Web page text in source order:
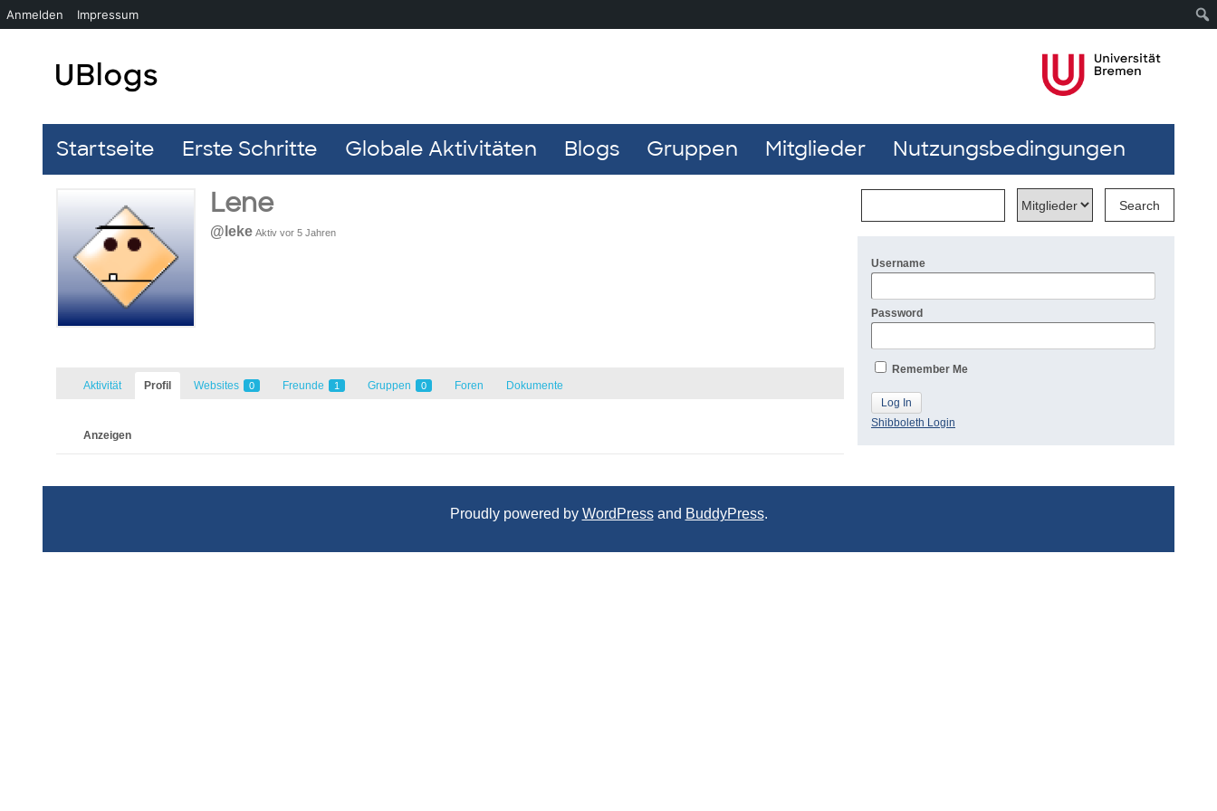
Startseite Erste Schritte Globale Aktivitäten Blogs Gruppen Mitglieder Nutzungsbedingungen
Lene
@leke Aktiv vor 5 Jahren
Aktivität Profil Websites 0 Freunde 1 Gruppen 0 Foren Dokumente
Anzeigen
Username
Password
Remember Me
Shibboleth Login
Proudly powered by WordPressand BuddyPress.
Anmelden Impressum